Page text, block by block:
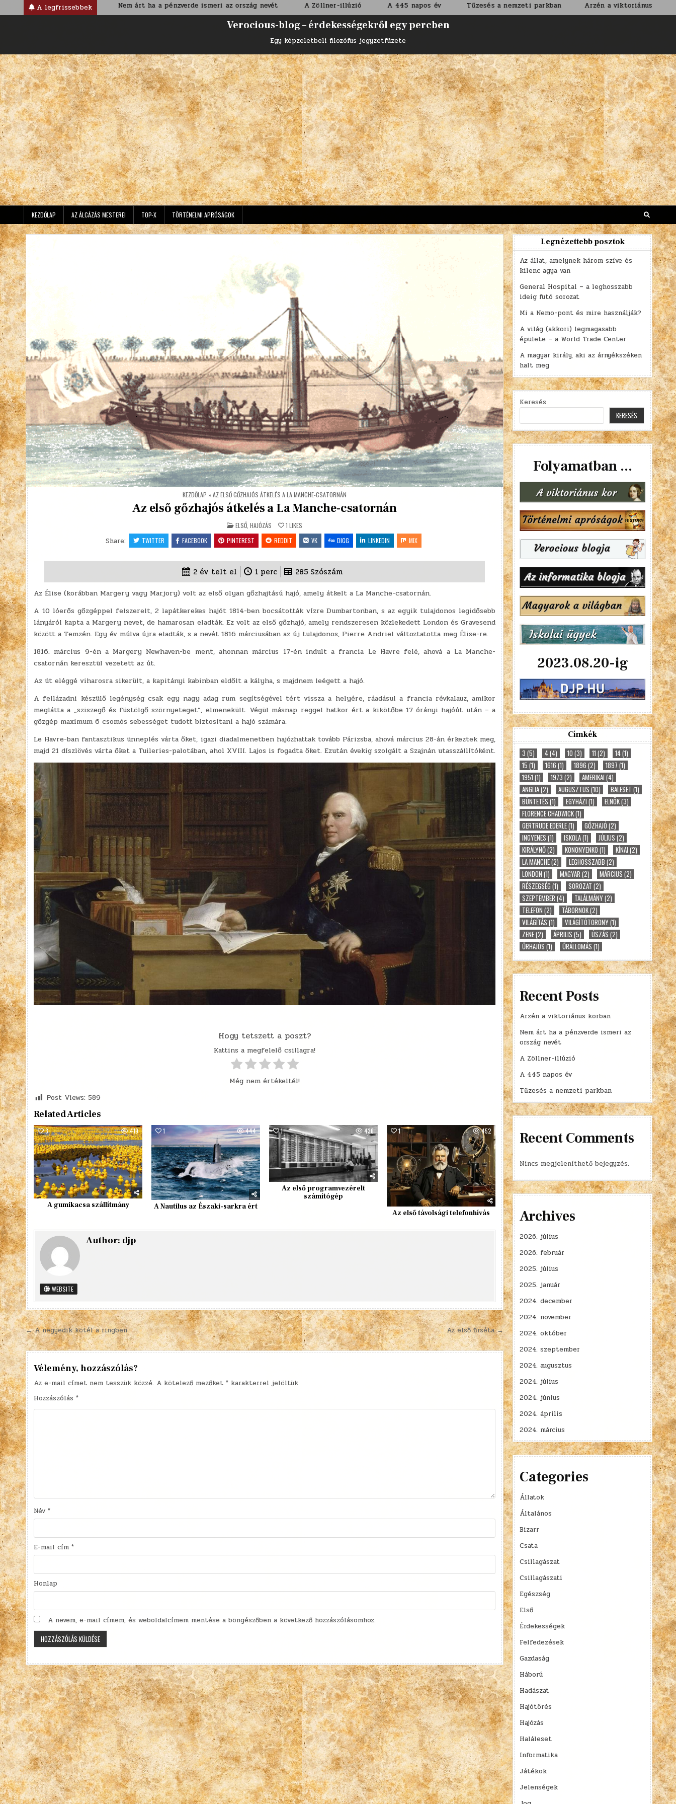
to
A legfrissebbek
korban Nem árt ha a pénzverde ismeri az ország nevét A Zöllner-illúzió A 445 napos év Tűzesés a nemzeti parkban Arzén a viktoriánus korban
Verocious-blog – érdekességekről egy percben
Egy képzeletbeli filozófus jegyzetfüzete
KEZDŐLAP AZ ÁLCÁZÁS MESTEREI TOP-X TÖRTÉNELMI APRÓSÁGOK
KEZDŐLAP »AZ ELSŐ GŐZHAJÓS ÁTKELÉS A LA MANCHE-CSATORNÁN
Az első gőzhajós átkelés a La Manche-csatornán
POSTED
IN
ELSŐ ,HAJÓZÁS 1 LIKES
Share: TWITTER FACEBOOK PINTEREST REDDIT VK DIGG LINKEDIN MIX
2 év telt el 1 perc 285 Szószám
Az Élise (korábban Margery vagy Marjory) volt az első olyan gőzhajtású hajó, amely átkelt a La Manche-csatornán.
A 10 lóerős gőzgéppel felszerelt, 2 lapátkerekes hajót 1814-ben bocsátották vízre Dumbartonban, s az egyik tulajdonos legidősebb
lányáról kapta a Margery nevet, de hamarosan eladták. Ez volt az első gőzhajó, amely rendszeresen közlekedett London és Gravesend
között a Temzén. Egy év múlva újra eladták, s a nevét 1816 márciusában az új tulajdonos, Pierre Andriel változtatotta meg Élise-re.
1816. március 9-én a Margery Newhaven-be ment, ahonnan március 17-én indult a francia Le Havre felé, ahová a La Manche-
csatornán keresztül vezetett az út.
Az út eléggé viharosra sikerült, a kapitányi kabinban eldőlt a kályha, s majdnem leégett a hajó.
A fellázadni készülő legénység csak egy nagy adag rum segítségével tért vissza a helyére, ráadásul a francia révkalauz, amikor
meglátta a „sziszegő és füstölgő szörnyeteget”, elmenekült. Végül másnap reggel hatkor ért a kikötőbe 17 órányi hajóút után – a
gőzgép maximum 6 csomós sebességet tudott biztosítani a hajó számára.
Le Havre-ban fantasztikus ünneplés várta őket, igazi diadalmenetben hajózhattak tovább Párizsba, ahová március 28-án érkeztek meg,
majd 21 díszlövés várta őket a Tuileries-palotában, ahol XVIII. Lajos is fogadta őket. Ezután évekig szolgált a Szajnán utasszállítóként.
Hogy tetszett a poszt?
Kattins a megfelelő csillagra!
Még nem értékeltél!
Post Views: 589
Related Articles
3 419
A gumikacsa szállítmány
1 444
A Nautilus az Északi-sarkra ért
1 436
Az első programvezérelt
számítógép
1 452
Az első távolsági telefonhívás
Author: djp
WEBSITE
Bejegyzés
navigáció
Az első űrséta →
← A negyedik kötél a ringben
Vélemény, hozzászólás?
Az e-mail címet nem tesszük közzé. A kötelező mezőket* karakterrel jelöltük
Hozzászólás*
Név*
E-mail cím*
Honlap
A nevem, e-mail címem, és weboldalcímem mentése a böngészőben a következő hozzászólásomhoz.
Legnézettebb posztok
Az állat, amelynek három szíve és
kilenc agya van
General Hospital – a leghosszabb
ideig futó sorozat
Mi a Nemo-pont és mire használják?
A világ (akkori) legmagasabb
épülete – a World Trade Center
A magyar király, aki az árnyékszéken
halt meg
Keresés
KERESÉS
Folyamatban ...
2023.08.20-ig
Címkék
3 (5) 4(4) 10 (3) 11 (2) 14(1)
15 (1) 1616 (1) 1896 (2) 1897 (1)
1951 (1) 1973 (2) AMERIKAI (4)
ANGLIA(2) AUGUSZTUS (10) BALESET (1)
BÜNTETÉS (1) EGYHÁZI (1) ELNÖK(3)
FLORENCE CHADWICK(1)
GERTRUDE EDERLE(1) GŐZHAJÓ (2)
INGYENES (1) ISKOLA(1) JÚLIUS (2)
KIRÁLYNŐ(2) KONONYENKO (1) KÍNAI (2)
LA MANCHE(2) LEGHOSSZABB (2)
LONDON (1) MAGYAR (2) MÁRCIUS (2)
RÉSZEGSÉG (1) SOROZAT (2)
SZEPTEMBER (4) TALÁLMÁNY(2)
TELEFON (2) TÁBORNOK(2)
VILÁGÍTÁS (1) VILÁGÍTÓTORONY(1)
ZENE(2) ÁPRILIS (5) ÚSZÁS (2)
ŰRHAJÓS (1) ŰRÁLLOMÁS (1)
Recent Posts
Arzén a viktoriánus korban
Nem árt ha a pénzverde ismeri az
ország nevét
A Zöllner-illúzió
A 445 napos év
Tűzesés a nemzeti parkban
Recent Comments
Nincs megjeleníthető bejegyzés.
Archives
2026. július
2026. február
2025. július
2025. január
2024. december
2024. november
2024. október
2024. szeptember
2024. augusztus
2024. július
2024. június
2024. április
2024. március
Categories
Állatok
Általános
Bizarr
Csata
Csillagászat
Csillagászati
Egészség
Első
Érdekességek
Felfedezések
Gazdaság
Háború
Hadászat
Hajótörés
Hajózás
Haláleset
Informatika
Játékok
Jelenségek